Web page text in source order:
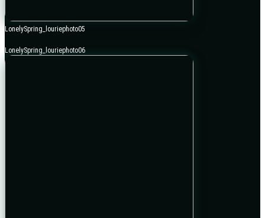
LonelySpring_louriephoto05
LonelySpring_louriephoto06